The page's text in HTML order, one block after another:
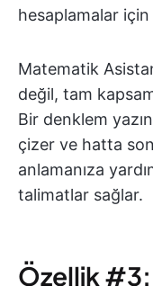
hesaplamalar için
Matematik
değil, tam
Bir denklem
çizer ve hatta
anlamanıza
talimatlar sağlar.
Özellik